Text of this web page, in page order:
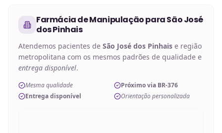
Farmácia de ManipulaçãoparaSão José
dos Pinhais
Atendemos pacientes de São José dos Pinhais e região
metropolitana com os mesmos padrões de qualidade e
entrega disponível.
Mesma qualidade
Próximo via BR-376
Entrega disponível
Orientação personalizada